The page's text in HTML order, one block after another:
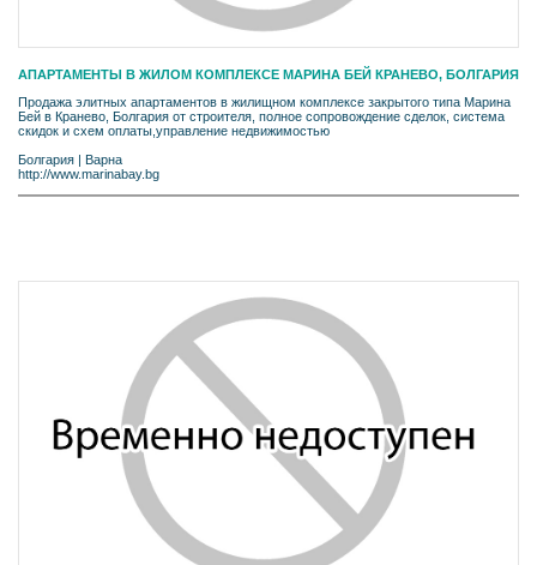
АПАРТАМЕНТЫ В ЖИЛОМ КОМПЛЕКСЕ МАРИНА БЕЙ КРАНЕВО, БОЛГАРИЯ
Продажа элитных апартаментов в жилищном комплексе закрытого типа Марина
Бей в Кранево, Болгария от строителя, полное сопровождение сделок, система
скидок и схем оплаты,управление недвижимостью
Болгария | Варна
http://www.marinabay.bg